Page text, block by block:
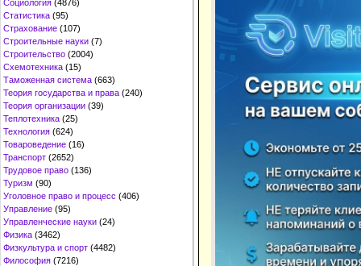
Социология (4876)
Статистика (95)
Страхование (107)
Строительные науки (7)
Строительство (2004)
Схемотехника (15)
Таможенная система (663)
Теория государства и права (240)
Теория организации (39)
Теплотехника (25)
Технология (624)
Товароведение (16)
Транспорт (2652)
Трудовое право (136)
Туризм (90)
Уголовное право и процесс (406)
Управление (95)
Управленческие науки (24)
Физика (3462)
Физкультура и спорт (4482)
Философия (7216)